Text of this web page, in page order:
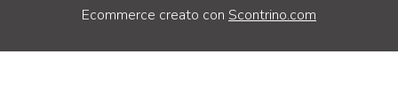
Ecommerce creato con Scontrino.com